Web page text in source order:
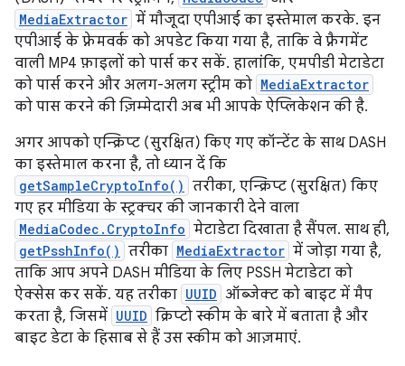
MediaExtractor में मौजूदा एपीआई का इस्तेमाल करके. इन
एपीआई के फ़्रेमवर्क को अपडेट किया गया है, ताकि वे फ़्रैगमेंट
वाली MP4 फ़ाइलों को पार्स कर सकें. हालांकि, एमपीडी मेटाडेटा
को पार्स करने और अलग-अलग स्ट्रीम को MediaExtractor
को पास करने की ज़िम्मेदारी अब भी आपके ऐप्लिकेशन की है.
अगर आपको एन्क्रिप्ट (सुरक्षित) किए गए कॉन्टेंट के साथ DASH
का इस्तेमाल करना है, तो ध्यान दें कि
getSampleCryptoInfo() तरीका, एन्क्रिप्ट (सुरक्षित) किए
गए हर मीडिया के स्ट्रक्चर की जानकारी देने वाला
MediaCodec.CryptoInfo मेटाडेटा दिखाता है सैंपल. साथ ही,
getPsshInfo() तरीका MediaExtractor में जोड़ा गया है,
ताकि आप अपने DASH मीडिया के लिए PSSH मेटाडेटा को
ऐक्सेस कर सकें. यह तरीका UUID ऑब्जेक्ट को बाइट में मैप
करता है, जिसमें UUID क्रिप्टो स्कीम के बारे में बताता है और
बाइट डेटा के हिसाब से हैं उस स्कीम को आज़माएं.